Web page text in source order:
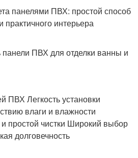
панелями ПВХ: простой способ
практичного интерьера
ПВХ для отделки ванны и
ПВХ Легкость установки
влаги и влажности
простой чистки Широкий выбор
долговечность